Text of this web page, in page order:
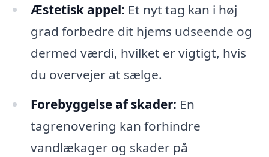
Æstetisk appel: Et nyt tag kan i høj
grad forbedre dit hjems udseende og
dermed værdi, hvilket er vigtigt, hvis
du overvejer at sælge.
Forebyggelse af skader: En
tagrenovering kan forhindre
vandlækager og skader på